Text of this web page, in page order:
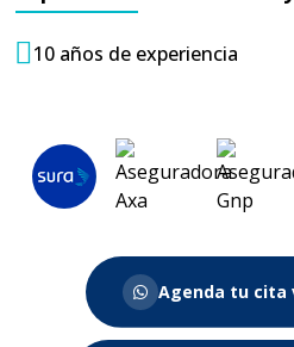
10 años de experiencia
Agenda tu cita